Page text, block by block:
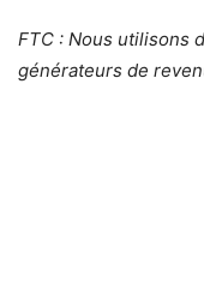
FTC : Nous utilisons
générateurs de